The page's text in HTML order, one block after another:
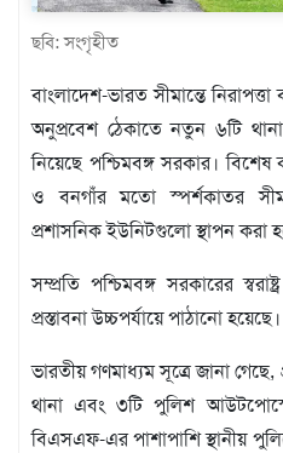
মতামত
শিল্প
আইন
আদালত
অর্থনীতি
স্বাস্থ্য
পর্যটন
লাইফস্টাইল
ফটো
ও
সংস্কৃতি
ছবি: সংগৃহীত
বাংলাদেশ-ভারত সীমান্তে
অনুপ্রবেশ ঠেকাতে নতুন ৬টি
নিয়েছে পশ্চিমবঙ্গ সরকার।
ও বনগাঁর মতো স্পর্শকাতর
প্রশাসনিক ইউনিটগুলো স্থাপন করা
সম্প্রতি পশ্চিমবঙ্গ সরকারের
প্রস্তাবনা উচ্চপর্যায়ে পাঠানো হয়েছে।
ভারতীয় গণমাধ্যম সূত্রে জানা গেছে,
থানা এবং ৩টি পুলিশ
বিএসএফ-এর পাশাপাশি স্থানীয়